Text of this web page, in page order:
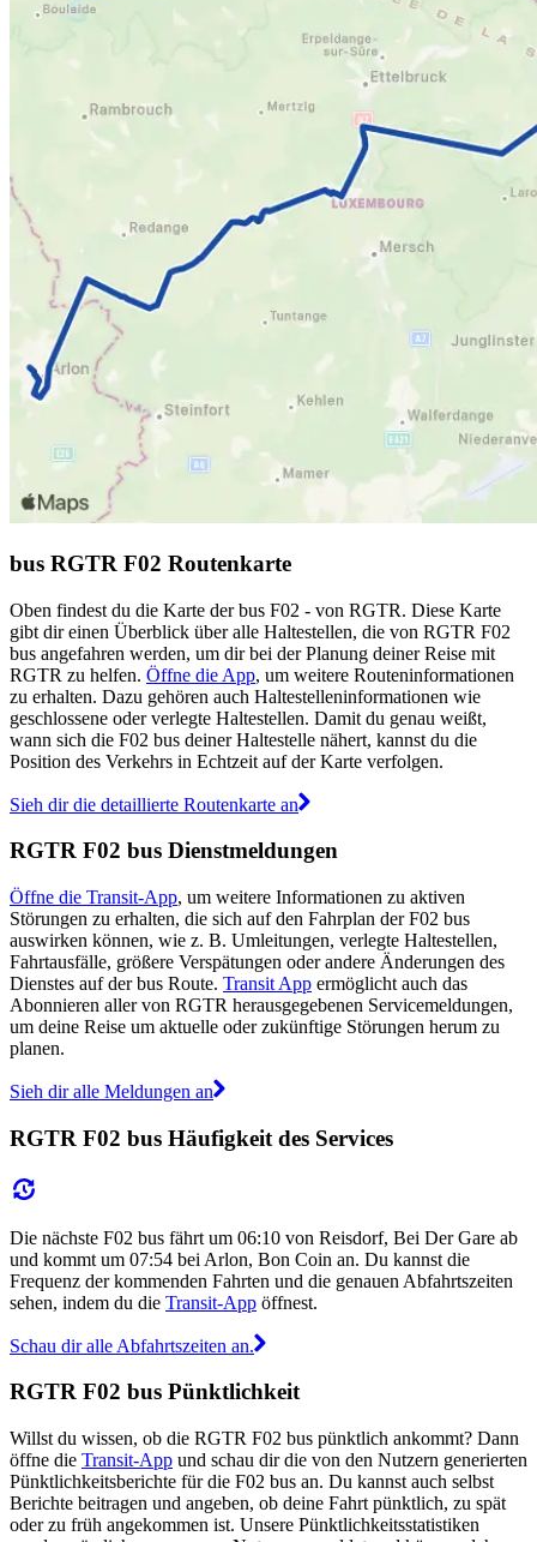
bus RGTR F02 Routenkarte
Oben findest du die Karte der bus F02 - von RGTR. Diese Karte
gibt dir einen Überblick über alle Haltestellen, die von RGTR F02
bus angefahren werden, um dir bei der Planung deiner Reise mit
RGTR zu helfen. Öffne die App, um weitere Routeninformationen
zu erhalten. Dazu gehören auch Haltestelleninformationen wie
geschlossene oder verlegte Haltestellen. Damit du genau weißt,
wann sich die F02 bus deiner Haltestelle nähert, kannst du die
Position des Verkehrs in Echtzeit auf der Karte verfolgen.
Sieh dir die detaillierte Routenkarte an
RGTR F02 bus Dienstmeldungen
Öffne die Transit-App, um weitere Informationen zu aktiven
Störungen zu erhalten, die sich auf den Fahrplan der F02 bus
auswirken können, wie z. B. Umleitungen, verlegte Haltestellen,
Fahrtausfälle, größere Verspätungen oder andere Änderungen des
Dienstes auf der bus Route. Transit App ermöglicht auch das
Abonnieren aller von RGTR herausgegebenen Servicemeldungen,
um deine Reise um aktuelle oder zukünftige Störungen herum zu
planen.
Sieh dir alle Meldungen an
RGTR F02 bus Häufigkeit des Services
Die nächste F02 bus fährt um 06:10 von Reisdorf, Bei Der Gare ab
und kommt um 07:54 bei Arlon, Bon Coin an. Du kannst die
Frequenz der kommenden Fahrten und die genauen Abfahrtszeiten
sehen, indem du die Transit-App öffnest.
Schau dir alle Abfahrtszeiten an.
RGTR F02 bus Pünktlichkeit
Willst du wissen, ob die RGTR F02 bus pünktlich ankommt? Dann
öffne die Transit-App und schau dir die von den Nutzern generierten
Pünktlichkeitsberichte für die F02 bus an. Du kannst auch selbst
Berichte beitragen und angeben, ob deine Fahrt pünktlich, zu spät
oder zu früh angekommen ist. Unsere Pünktlichkeitsstatistiken